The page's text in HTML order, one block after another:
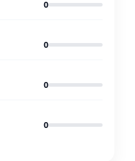
0
0
0
0